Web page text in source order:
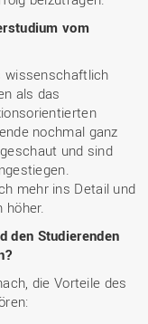
vom
wissenschaftlich
als das
nochmal ganz
und sind
mehr ins Detail und
höher.
den Studierenden
die Vorteile des